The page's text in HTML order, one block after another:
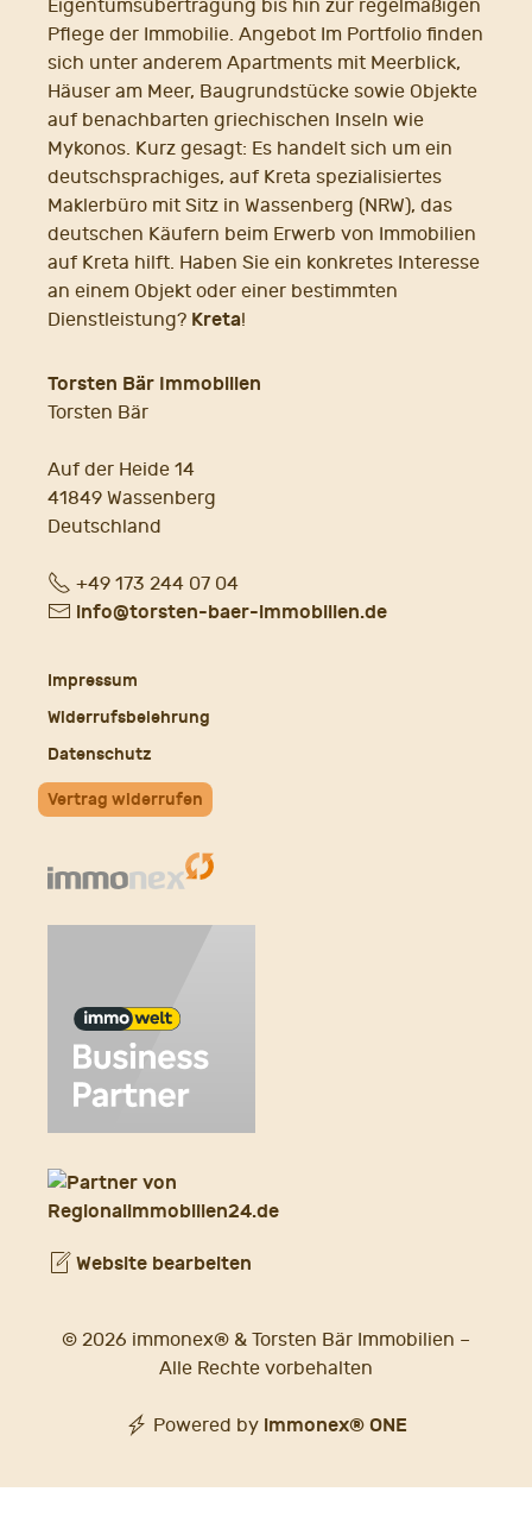
Eigentumsübertragung bis hin zur regelmäßigen
Pflege der Immobilie. Angebot Im Portfolio finden
sich unter anderem Apartments mit Meerblick,
Häuser am Meer, Baugrundstücke sowie Objekte
auf benachbarten griechischen Inseln wie
Mykonos. Kurz gesagt: Es handelt sich um ein
deutschsprachiges, auf Kreta spezialisiertes
Maklerbüro mit Sitz in Wassenberg (NRW), das
deutschen Käufern beim Erwerb von Immobilien
auf Kreta hilft. Haben Sie ein konkretes Interesse
an einem Objekt oder einer bestimmten
Dienstleistung? Kreta!
Torsten Bär Immobilien
Torsten Bär
Auf der Heide 14
41849 Wassenberg
Deutschland
Fon+49 173 244 07 04
E- info@torsten-baer-immobilien.de
Impressum
Widerrufsbelehrung
Datenschutz
Vertrag widerrufen
Website bearbeiten
© 2026 immonex® & Torsten Bär Immobilien –
Alle Rechte vorbehalten
Powered by immonex® ONE